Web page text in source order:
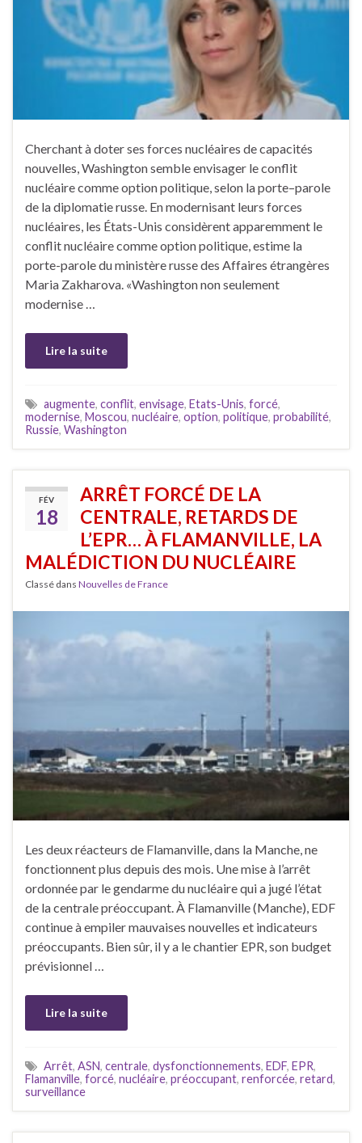
Cherchant à doter ses forces nucléaires de capacités
nouvelles, Washington semble envisager le conflit
nucléaire comme option politique, selon la porte–parole
de la diplomatie russe. En modernisant leurs forces
nucléaires, les États-Unis considèrent apparemment le
conflit nucléaire comme option politique, estime la
porte-parole du ministère russe des Affaires étrangères
Maria Zakharova. «Washington non seulement
modernise …
Lire la suite
augmente, conflit, envisage, Etats-Unis, forcé,
modernise, Moscou, nucléaire, option, politique, probabilité,
Russie, Washington
FÉV
18
ARRÊT FORCÉ DE LA
CENTRALE, RETARDS DE
L’EPR… À FLAMANVILLE, LA
MALÉDICTION DU NUCLÉAIRE
Classé dans Nouvelles de France
Les deux réacteurs de Flamanville, dans la Manche, ne
fonctionnent plus depuis des mois. Une mise à l’arrêt
ordonnée par le gendarme du nucléaire qui a jugé l’état
de la centrale préoccupant. À Flamanville (Manche), EDF
continue à empiler mauvaises nouvelles et indicateurs
préoccupants. Bien sûr, il y a le chantier EPR, son budget
prévisionnel …
Lire la suite
Arrêt, ASN, centrale, dysfonctionnements, EDF, EPR,
Flamanville, forcé, nucléaire, préoccupant, renforcée, retard,
surveillance